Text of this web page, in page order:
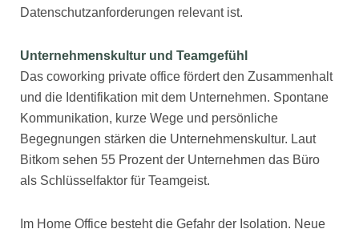
Datenschutzanforderungen relevant ist.
Unternehmenskultur und Teamgefühl
Das coworking private office fördert den Zusammenhalt
und die Identifikation mit dem Unternehmen. Spontane
Kommunikation, kurze Wege und persönliche
Begegnungen stärken die Unternehmenskultur. Laut
Bitkom sehen 55 Prozent der Unternehmen das Büro
als Schlüsselfaktor für Teamgeist.
Im Home Office besteht die Gefahr der Isolation. Neue